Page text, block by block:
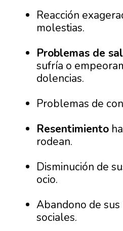
Reacción
molestias.
Problemas de
sufría o
dolencias.
Problemas de
Resentimiento
rodean.
Disminución de
ocio.
Abandono de
sociales.